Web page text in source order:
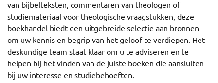
van bijbelteksten, commentaren van theologen of
studiemateriaal voor theologische vraagstukken, deze
boekhandel biedt een uitgebreide selectie aan bronnen
om uw kennis en begrip van het geloof te verdiepen. Het
deskundige team staat klaar om u te adviseren en te
helpen bij het vinden van de juiste boeken die aansluiten
bij uw interesse en studiebehoeften.